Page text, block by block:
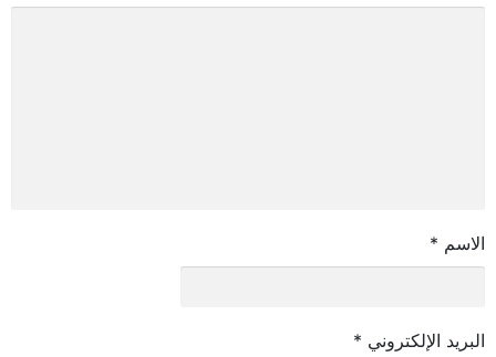
الاسم *
البريد الإلكتروني *